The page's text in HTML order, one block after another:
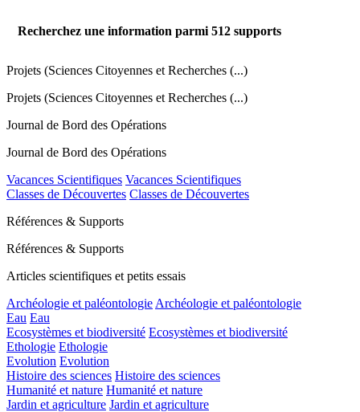
Recherchez une information parmi 512 supports
Projets (Sciences Citoyennes et Recherches (...)
Projets (Sciences Citoyennes et Recherches (...)
Journal de Bord des Opérations
Journal de Bord des Opérations
Vacances Scientifiques Vacances Scientifiques
Classes de Découvertes Classes de Découvertes
Références & Supports
Références & Supports
Articles scientifiques et petits essais
Archéologie et paléontologie Archéologie et paléontologie
Eau Eau
Ecosystèmes et biodiversité Ecosystèmes et biodiversité
Ethologie Ethologie
Evolution Evolution
Histoire des sciences Histoire des sciences
Humanité et nature Humanité et nature
Jardin et agriculture Jardin et agriculture